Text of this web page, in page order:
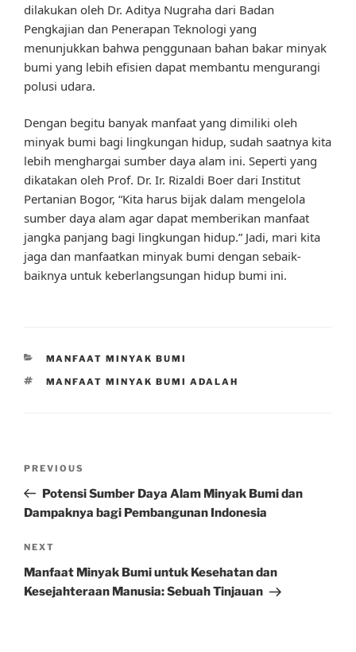
dilakukan oleh Dr. Aditya Nugraha dari Badan
Pengkajian dan Penerapan Teknologi yang
menunjukkan bahwa penggunaan bahan bakar minyak
bumi yang lebih efisien dapat membantu mengurangi
polusi udara.
Dengan begitu banyak manfaat yang dimiliki oleh
minyak bumi bagi lingkungan hidup, sudah saatnya kita
lebih menghargai sumber daya alam ini. Seperti yang
dikatakan oleh Prof. Dr. Ir. Rizaldi Boer dari Institut
Pertanian Bogor, “Kita harus bijak dalam mengelola
sumber daya alam agar dapat memberikan manfaat
jangka panjang bagi lingkungan hidup.” Jadi, mari kita
jaga dan manfaatkan minyak bumi dengan sebaik-
baiknya untuk keberlangsungan hidup bumi ini.
CATEGORIES
MANFAAT MINYAK BUMI
TAGS
MANFAAT MINYAK BUMI ADALAH
Previous
Post
PREVIOUS
Potensi Sumber Daya Alam Minyak Bumi dan
Dampaknya bagi Pembangunan Indonesia
Next
Post
NEXT
Manfaat Minyak Bumi untuk Kesehatan dan
Kesejahteraan Manusia: Sebuah Tinjauan